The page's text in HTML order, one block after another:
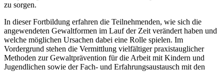
zu sorgen.
In dieser Fortbildung erfahren die Teilnehmenden, wie sich die
angewendeten Gewaltformen im Lauf der Zeit verändert haben und
welche möglichen Ursachen dabei eine Rolle spielen. Im
Vordergrund stehen die Vermittlung vielfältiger praxistauglicher
Methoden zur Gewaltprävention für die Arbeit mit Kindern und
Jugendlichen sowie der Fach- und Erfahrungsaustausch mit den